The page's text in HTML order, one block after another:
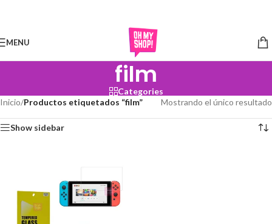
MENU
film
Categories
Inicio/Productos etiquetados “film” Mostrando el único resultado
Show sidebar